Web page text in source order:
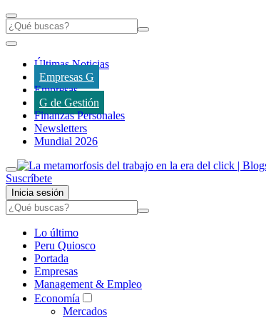
Últimas Noticias
Empresas G
Empresas
G de Gestión
Finanzas Personales
Newsletters
Mundial 2026
Suscríbete
Inicia sesión
Lo último
Peru Quiosco
Portada
Empresas
Management & Empleo
Economía
Mercados